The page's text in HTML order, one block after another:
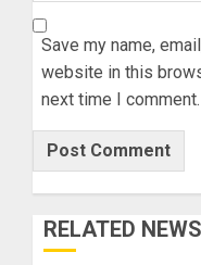
Save my name,
website in this
next time I comment.
RELATED NEWS